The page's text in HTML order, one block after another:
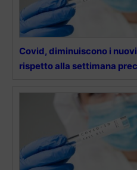
Covid, diminuiscono i
rispetto alla settimana